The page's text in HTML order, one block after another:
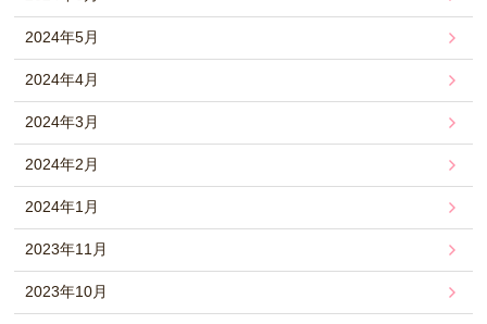
2024年5月
2024年4月
2024年3月
2024年2月
2024年1月
2023年11月
2023年10月